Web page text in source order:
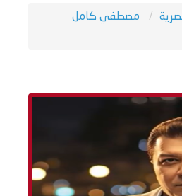
مصطفي كامل